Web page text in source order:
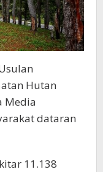
Hutan
Media
dataran
11.138